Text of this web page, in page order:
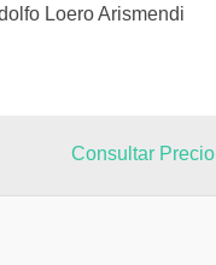
Loero Arismendi
Consultar Precio